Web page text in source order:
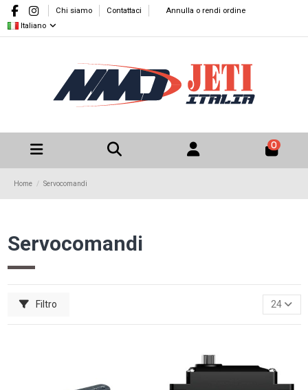
Chi siamo Contattaci
Annulla o rendi ordine
Italiano
0
Home Servocomandi
Servocomandi
Filtro 24